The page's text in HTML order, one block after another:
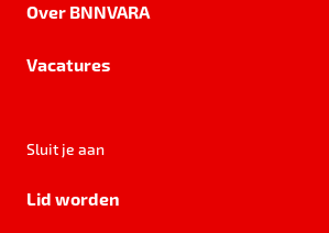
Over BNNVARA
Vacatures
Sluit je aan
Lid worden